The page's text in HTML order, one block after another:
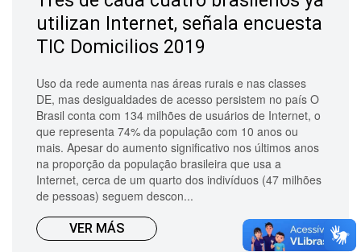
utilizan Internet, señala encuesta
TIC Domicilios 2019
Uso da rede aumenta nas áreas rurais e nas classes
DE, mas desigualdades de acesso persistem no país O
Brasil conta com 134 milhões de usuários de Internet, o
que representa 74% da população com 10 anos ou
mais. Apesar do aumento significativo nos últimos anos
na proporção da população brasileira que usa a
Internet, cerca de um quarto dos indivíduos (47 milhões
de pessoas) seguem descon...
VER MÁS